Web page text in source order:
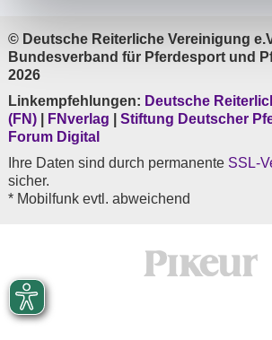
© Deutsche Reiterliche Vereinigung
Bundesverband für Pferdesport und
2026
Linkempfehlungen: Deutsche
(FN)
FNverlag Stiftung Deutscher
Forum Digital
Ihre Daten sind durch permanente SSL-
sicher.
* Mobilfunk evtl. abweichend